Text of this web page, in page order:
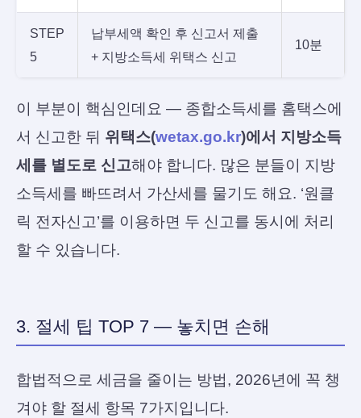
STEP
5
납부세액 확인 후 신고서 제출
+ 지방소득세 위택스 신고
10분
이 부분이 핵심인데요 — 종합소득세를 홈택스에
서 신고한 뒤 위택스(wetax.go.kr)에서 지방소득
세를 별도로 신고해야 합니다. 많은 분들이 지방
소득세를 빠뜨려서 가산세를 물기도 해요. ‘원클
릭 전자신고’를 이용하면 두 신고를 동시에 처리
할 수 있습니다.
3. 절세 팁 TOP 7 — 놓치면 손해
합법적으로 세금을 줄이는 방법, 2026년에 꼭 챙
겨야 할 절세 항목 7가지입니다.